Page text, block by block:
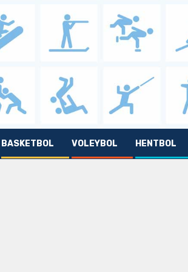
BASKETBOL VOLEYBOL HENTBOL